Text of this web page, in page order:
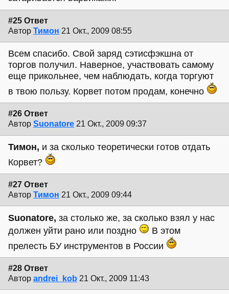
#25 Ответ
Автор Тимон 21 Окт., 2009 08:55
Всем спасибо. Свой заряд сэтисфэкшна от
торгов получил. Наверное, участвовать самому
еще прикольнее, чем наблюдать, когда торгуют
в твою пользу. Корвет потом продам, конечно
#26 Ответ
Автор Suonatore 21 Окт., 2009 09:37
Тимон, и за сколько теоретически готов отдать
Корвет?
#27 Ответ
Автор Тимон 21 Окт., 2009 09:44
Suonatore, за столько же, за сколько взял у нас
должен уйти рано или поздно
В этом
прелесть БУ инструментов в России
#28 Ответ
Автор andrei_kob 21 Окт., 2009 11:43